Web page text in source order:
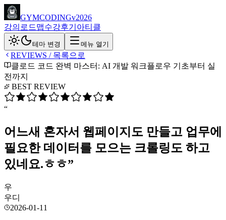
GYMCODINGv2026
강의 로드맵수강후기 아티클
테마 변경 메뉴 열기
REVIEWS / 목록으로
클로드 코드 완벽 마스터: AI 개발 워크플로우 기초부터 실
전까지
BEST REVIEW
“
어느새 혼자서 웹페이지도 만들고 업무에
필요한 데이터를 모으는 크롤링도 하고
있네요.ㅎㅎ”
우
우디
2026-01-11